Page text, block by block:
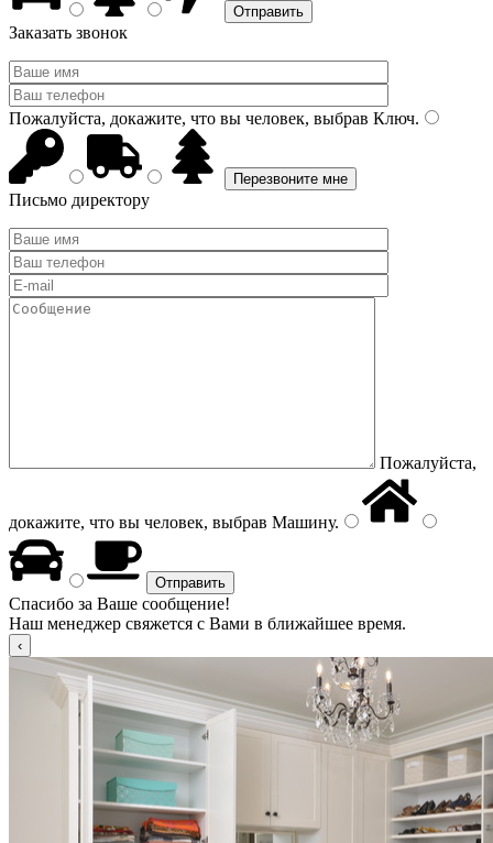
Заказать звонок
Пожалуйста, докажите, что вы человек, выбрав Ключ.
Письмо директору
Пожалуйста,
докажите, что вы человек, выбрав Машину.
Спасибо за Ваше сообщение!
Наш менеджер свяжется с Вами в ближайшее время.